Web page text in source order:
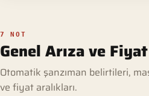
7 NOT
Genel Arıza ve Fiyat
Otomatik şanzıman belirtileri,
ve fiyat aralıkları.